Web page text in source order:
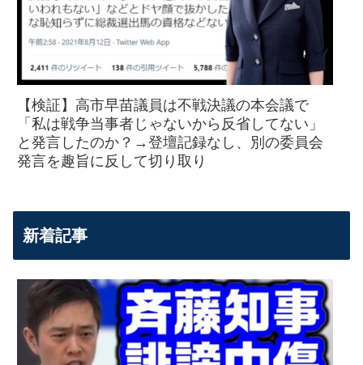
【検証】高市早苗議員は不戦決議の本会議で
「私は戦争当事者じゃないから反省してない」
と発言したのか？→登壇記録なし、別の委員会
発言を趣旨に反して切り取り
新着記事